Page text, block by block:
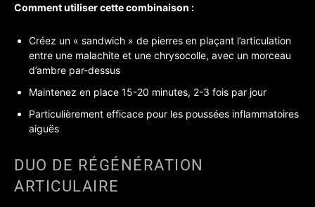
Comment utiliser cette combinaison :
Créez un « sandwich » de pierres en plaçant l’articulation
entre une malachite et une chrysocolle, avec un morceau
d’ambre par-dessus
Maintenez en place 15-20 minutes, 2-3 fois par jour
Particulièrement efficace pour les poussées inflammatoires
aiguës
DUO DE RÉGÉNÉRATION
ARTICULAIRE